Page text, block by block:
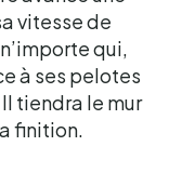
vitesse de
qui,
à ses pelotes
tiendra le mur
finition.